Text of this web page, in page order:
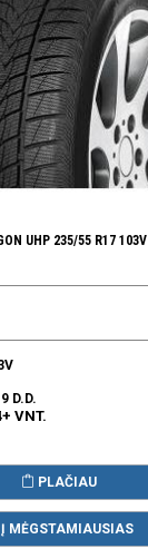
UHP 235/55 R17 103V
9 D.D.
VNT.
PLAČIAU
MĖGSTAMIAUSIAS